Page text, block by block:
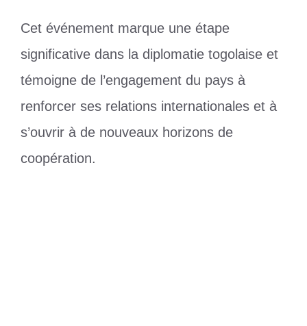
Cet événement marque une étape
significative dans la diplomatie togolaise et
témoigne de l’engagement du pays à
renforcer ses relations internationales et à
s’ouvrir à de nouveaux horizons de
coopération.